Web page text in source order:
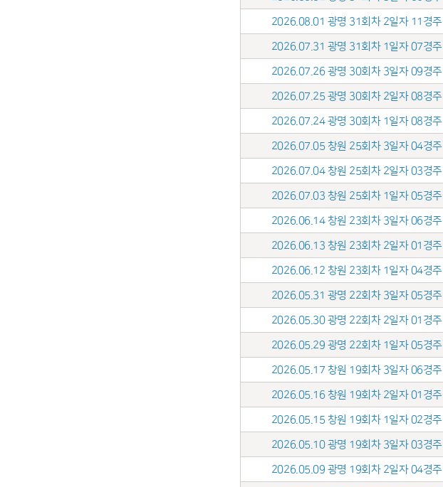
2026.08.01 광명 31회차 2일자 11경주
2026.07.31 광명 31회차 1일자 07경주
2026.07.26 광명 30회차 3일자 09경주
2026.07.25 광명 30회차 2일자 08경주
2026.07.24 광명 30회차 1일자 08경주
2026.07.05 창원 25회차 3일자 04경주
2026.07.04 창원 25회차 2일자 03경주
2026.07.03 창원 25회차 1일자 05경주
2026.06.14 창원 23회차 3일자 06경주
2026.06.13 창원 23회차 2일자 01경주
2026.06.12 창원 23회차 1일자 04경주
2026.05.31 광명 22회차 3일자 05경주
2026.05.30 광명 22회차 2일자 01경주
2026.05.29 광명 22회차 1일자 05경주
2026.05.17 창원 19회차 3일자 06경주
2026.05.16 창원 19회차 2일자 01경주
2026.05.15 창원 19회차 1일자 02경주
2026.05.10 광명 19회차 3일자 03경주
2026.05.09 광명 19회차 2일자 04경주